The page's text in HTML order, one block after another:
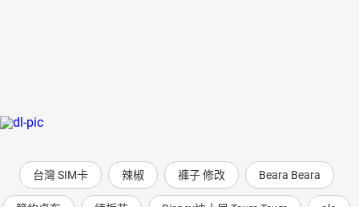
台灣 SIM卡 辣椒 褲子 修改 Beara Beara